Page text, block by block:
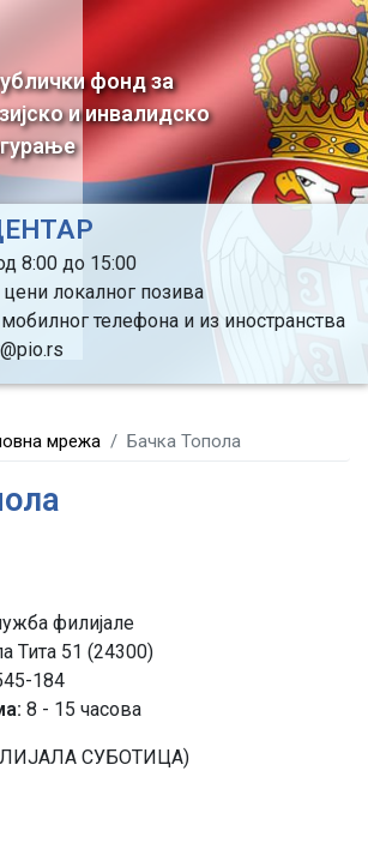
Skip
main
content
фонд за
и инвалидско
8:00 до 15:00
цени локалног позива
телефона и из иностранства
мрежа Бачка Топола
филијале
Тита 51 (24300)
184
8 - 15 часова
СУБОТИЦА)